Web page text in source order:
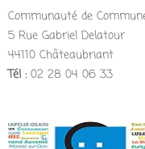
Communauté de
5 Rue Gabriel Delatour
44110 Châteaubriant
Tél :02 28 04 06 33